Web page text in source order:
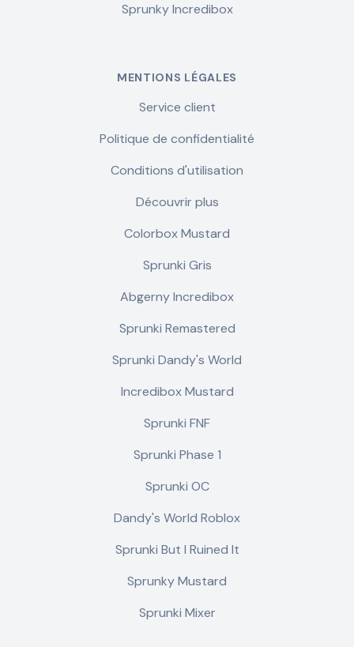
Sprunky Incredibox
MENTIONS LÉGALES
Service client
Politique de confidentialité
Conditions d'utilisation
Découvrir plus
Colorbox Mustard
Sprunki Gris
Abgerny Incredibox
Sprunki Remastered
Sprunki Dandy's World
Incredibox Mustard
Sprunki FNF
Sprunki Phase 1
Sprunki OC
Dandy's World Roblox
Sprunki But I Ruined It
Sprunky Mustard
Sprunki Mixer